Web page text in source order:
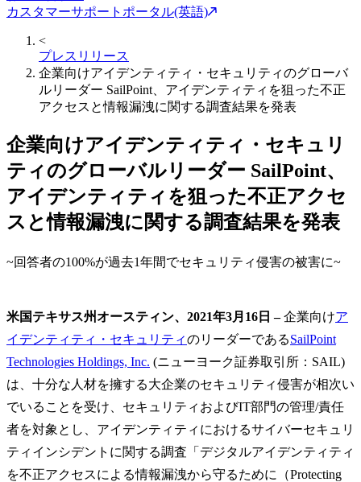
カスタマーサポートポータル(英語)
<
プレスリリース
企業向けアイデンティティ・セキュリティのグローバ
ルリーダー SailPoint、アイデンティティを狙った不正
アクセスと情報漏洩に関する調査結果を発表
企業向けアイデンティティ・セキュリ
ティのグローバルリーダー SailPoint、
アイデンティティを狙った不正アクセ
スと情報漏洩に関する調査結果を発表
~回答者の100%が過去1年間でセキュリティ侵害の被害に~
米国テキサス州オースティン、2021年3月16日 –企業向けア
イデンティティ・セキュリティのリーダーであるSailPoint
Technologies Holdings, Inc. (ニューヨーク証券取引所：SAIL)
は、十分な人材を擁する大企業のセキュリティ侵害が相次い
でいることを受け、セキュリティおよびIT部門の管理/責任
者を対象とし、アイデンティティにおけるサイバーセキュリ
ティインシデントに関する調査「デジタルアイデンティティ
を不正アクセスによる情報漏洩から守るために（Protecting